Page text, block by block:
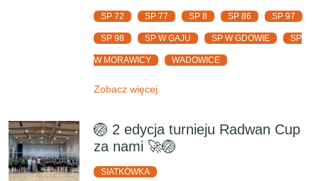
SP 72 SP 77 SP 8 SP 86 SP 97
SP 98 SP W GAJU SP W GDOWIE SP
W MORAWICY WADOWICE
Zobacz więcej
🏐 2 edycja turnieju Radwan Cup
za nami 🚀🏐
SIATKÓWKA